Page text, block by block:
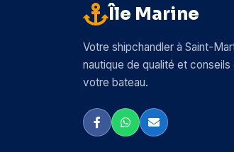
Île Marine
Votre shipchandler à Saint-
nautique de qualité et
votre bateau.